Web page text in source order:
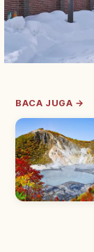
BACA JUGA →